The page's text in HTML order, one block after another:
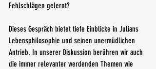
Fehlschlägen gelernt?
Dieses Gespräch bietet tiefe Einblicke in Julians
Lebensphilosophie und seinen unermüdlichen
Antrieb. In unserer Diskussion berühren wir auch
die immer relevanter werdenden Themen wie